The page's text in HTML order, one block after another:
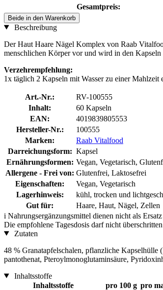
Gesamtpreis:
Beide in den Warenkorb
Beschreibung
Der Haut Haare Nägel Komplex von Raab
menschlichen Körper vor und wird in den
Verzehrempfehlung:
1x täglich 2 Kapseln mit Wasser zu einer Mahlzeit
Art.-Nr.:
RV-100555
Inhalt:
60 Kapseln
EAN:
4019839805553
Hersteller-Nr.:
100555
Marken:
Raab Vitalfood
Darreichungsform: Kapsel
Ernährungsformen: Vegan, Vegetarisch,
Allergene - Frei von: Glutenfrei, Laktosefrei
Eigenschaften:
Vegan, Vegetarisch
Lagerhinweis:
kühl, trocken und
Gut für:
Haare, Haut, Nägel, Zellen
i Nahrungsergänzungsmittel dienen nicht als
Die empfohlene Tagesdosis darf nicht
Zutaten
48 % Granatapfelschalen, pflanzliche
pantothenat, Pteroylmonoglutaminsäure,
Inhaltsstoffe
Inhaltsstoffe
pro 100 g pro